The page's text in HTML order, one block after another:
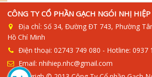
CÔNG TY CỔ PHẦN GẠCH NGÓI NHỊ HIỆP
Địa chỉ: Số 34, Đường ĐT 743, Phường
Hồ Chí Minh
Điện thoại: 02743 749 080 - Hotline: 0937
Email: nhihiep.nhc@gmail.com